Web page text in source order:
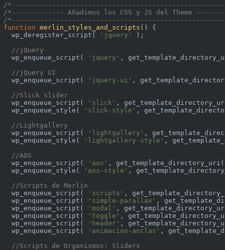
/
/*------------- Añadimos los CSS y JS del Theme
/
function merlin_styles_and_scripts ()
{
  wp_deregister_script(
'jquery'
);
//jQuery
  wp_enqueue_script(
'jquery' ,
//jQuery UI
  wp_enqueue_script(
'jquery-ui' ,
//Slick slider
  wp_enqueue_script(
'slick' ,
  wp_enqueue_style(
'slick-style' ,
//Lightgallery
  wp_enqueue_script(
'lightgallery' ,
  wp_enqueue_style(
'lightgallery-style' ,
//AOS
  wp_enqueue_script(
'aos' ,
  wp_enqueue_style(
'aos-style' ,
//Scripts de Merlín
  wp_enqueue_script(
'scripts' ,
  wp_enqueue_script(
'simple-parallax' ,
  wp_enqueue_script(
'modal' ,
  wp_enqueue_script(
'toggle' ,
  wp_enqueue_script(
'header' ,
  wp_enqueue_script(
'animacion-anclas' ,
//Scripts de Organismos: Sliders